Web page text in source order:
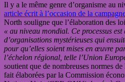
Il y a le même genre d’organisme au
article écrit à l’occasion de la
North souligne que l’élaboration des
« au niveau mondial. Ce processus est
d’organisations mystérieuses qui
pour qu’elles soient mises en œuvre
l’échelon régional, telle l’Union
soutient que de nombreuses normes
fait élaborées par la Commission